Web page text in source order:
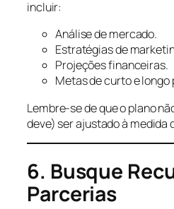
incluir:
Análise de mercado.
Estratégias de
Projeções financeiras.
Metas de curto e longo
Lembre-se de que o plano
deve) ser ajustado à medida
6. Busque
Parcerias